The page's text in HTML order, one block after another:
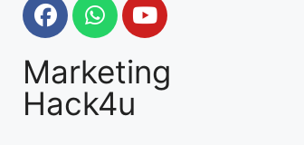
Marketing
Hack4u